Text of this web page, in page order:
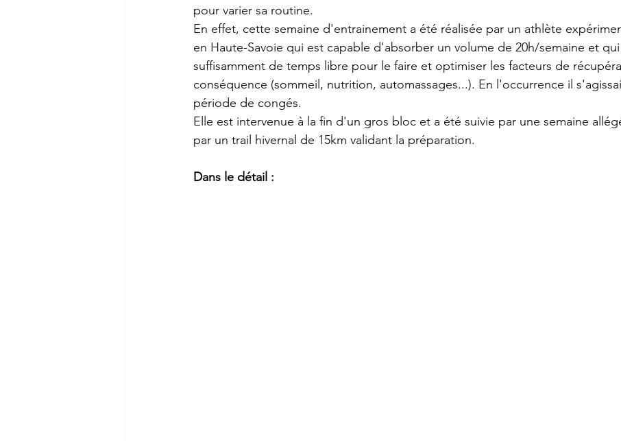
pour varier sa routine.
En effet, cette semaine d'entrainement a été réalisée par un athlète
en Haute-Savoie qui est capable d'absorber un volume de 20h/semaine et
suffisamment de temps libre pour le faire et optimiser les facteurs de
conséquence (sommeil, nutrition, automassages...). En l'occurrence il
période de congés.
Elle est intervenue à la fin d'un gros bloc et a été suivie par une semaine
par un trail hivernal de 15km validant la préparation.
Dans le détail :